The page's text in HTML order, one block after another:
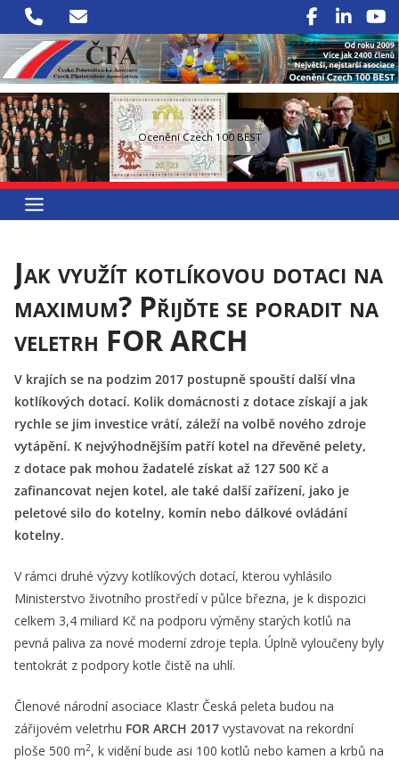
Přeskočit
na
obsah
Ocenění Czech 100 BEST
Jak využít kotlíkovou dotaci na
maximum? Přijďte se poradit na
veletrh FOR ARCH
V krajích se na podzim 2017 postupně spouští další vlna
kotlíkových dotací. Kolik domácnosti z dotace získají a jak
rychle se jim investice vrátí, záleží na volbě nového zdroje
vytápění. K nejvýhodnějším patří kotel na dřevěné pelety,
z dotace pak mohou žadatelé získat až 127 500 Kč a
zafinancovat nejen kotel, ale také další zařízení, jako je
peletové silo do kotelny, komín nebo dálkové ovládání
kotelny.
V rámci druhé výzvy kotlíkových dotací, kterou vyhlásilo
Ministerstvo životního prostředí v půlce března, je k dispozici
celkem 3,4 miliard Kč na podporu výměny starých kotlů na
pevná paliva za nové moderní zdroje tepla. Úplně vyloučeny byly
tentokrát z podpory kotle čistě na uhlí.
Členové národní asociace Klastr Česká peleta budou na
zářijovém veletrhu FOR ARCH 2017 vystavovat na rekordní
ploše 500 m2, k vidění bude asi 100 kotlů nebo kamen a krbů na